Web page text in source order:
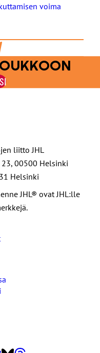
voima
liitto JHL
00500 Helsinki
Helsinki
JHL® ovat JHL:lle